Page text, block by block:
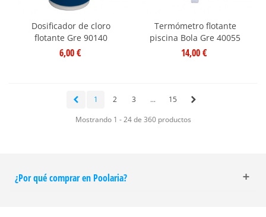
Dosificador de cloro
flotante Gre 90140
6,00 €
Termómetro flotante
piscina Bola Gre 40055
14,00 €
1 2 3 ...
15
Mostrando 1 - 24 de 360 productos
¿Por qué comprar en Poolaria?